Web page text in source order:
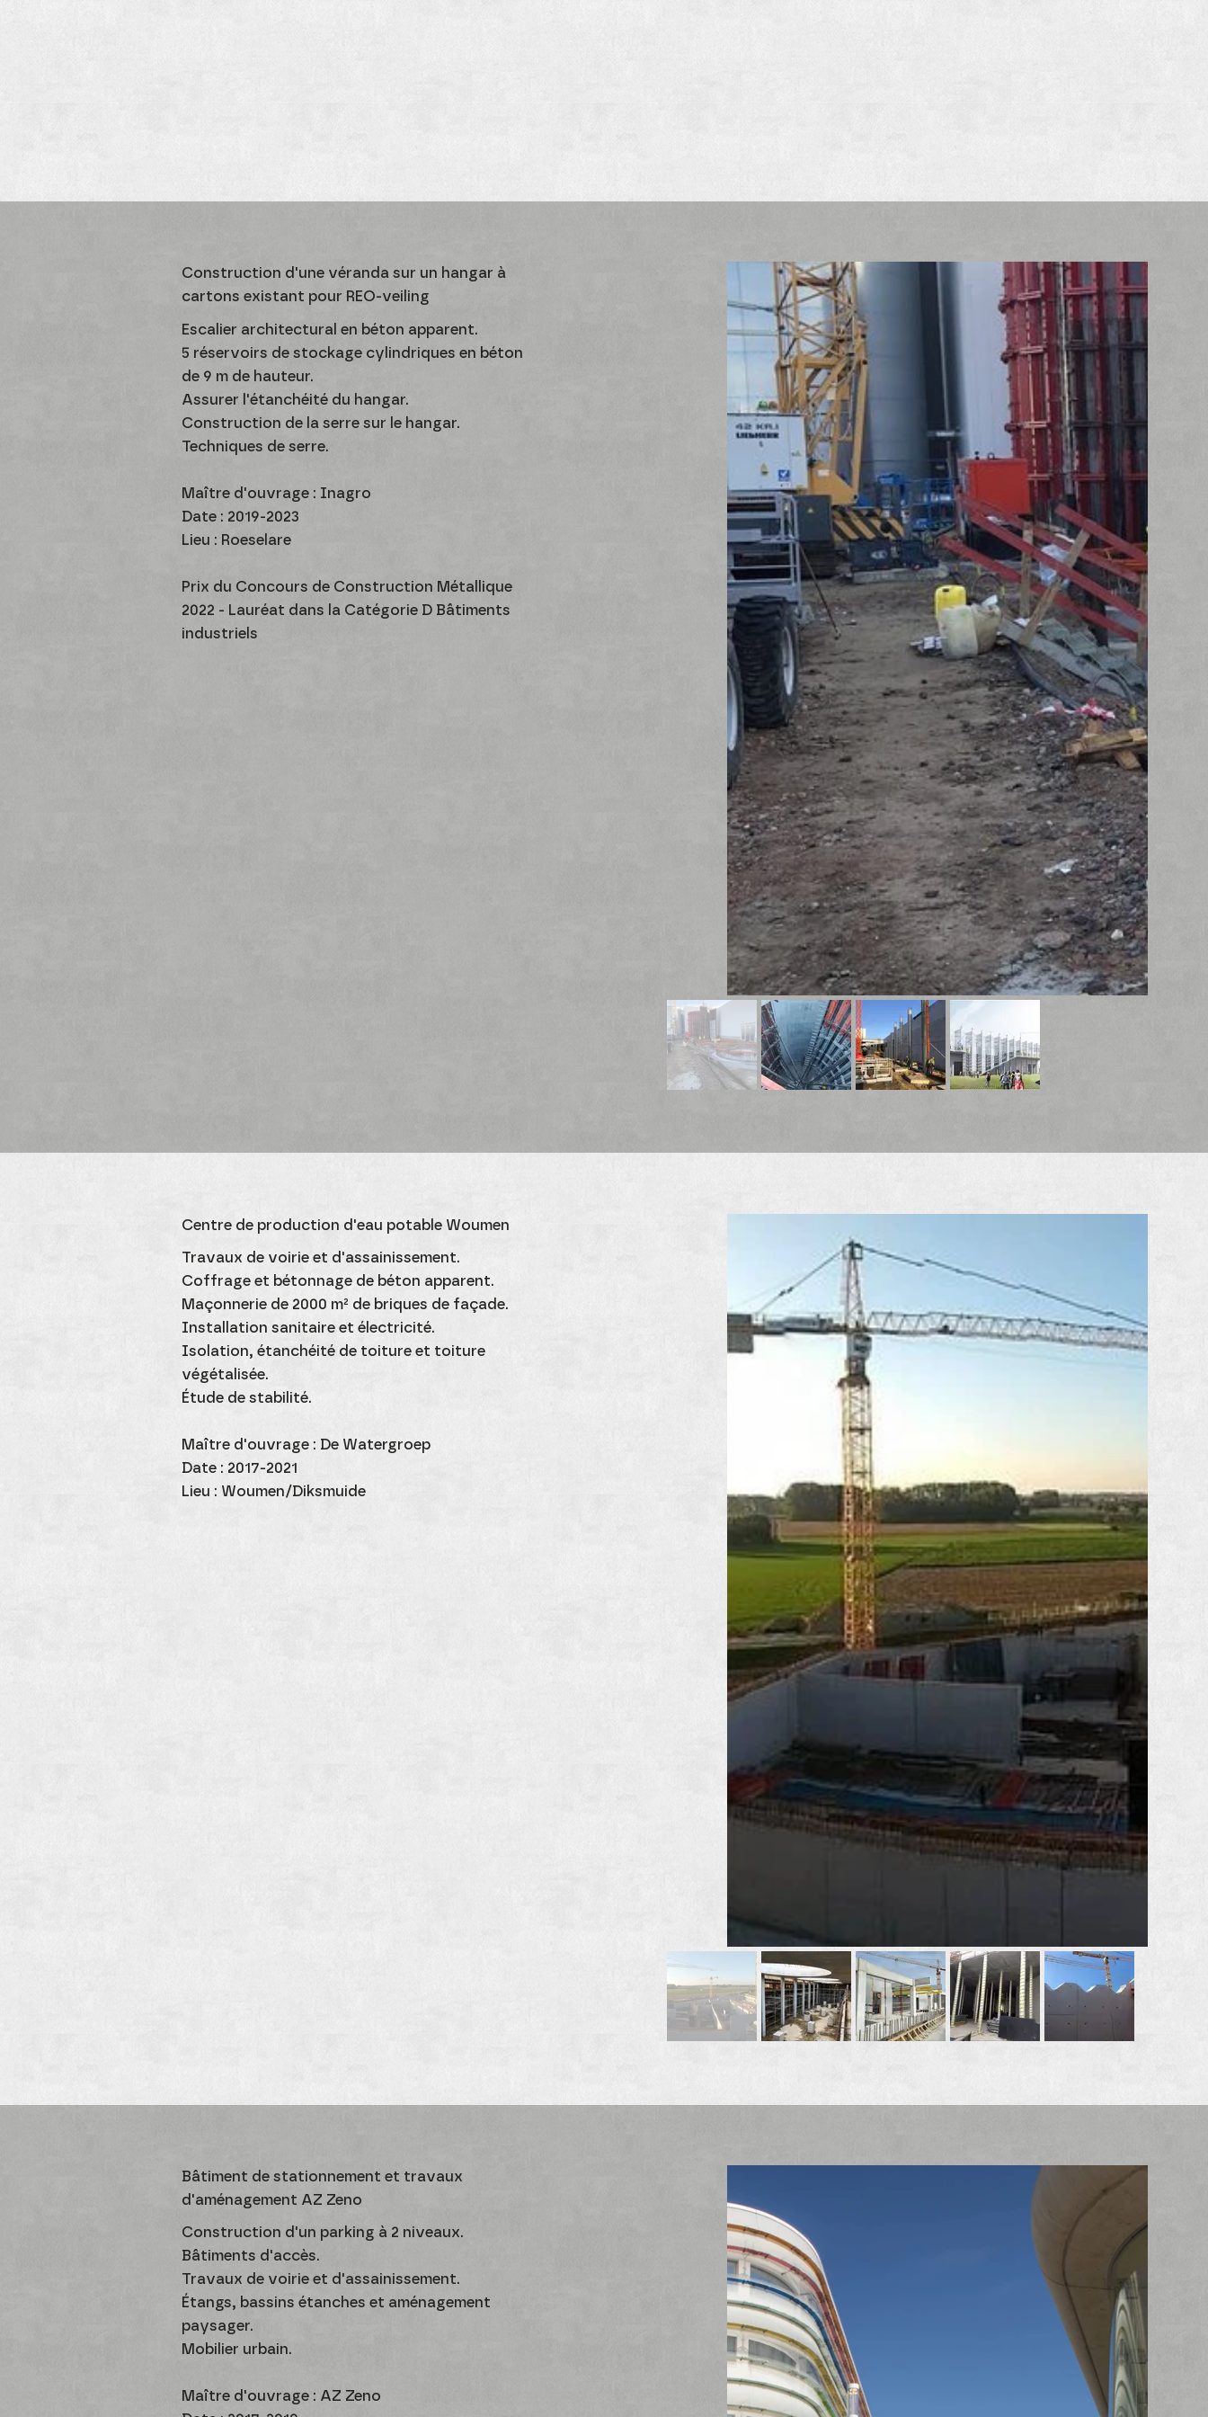
Construction d'une véranda sur un hangar à
cartons existant pour REO-veiling
Escalier architectural en béton apparent.
5 réservoirs de stockage cylindriques en béton
de 9 m de hauteur.
Assurer l'étanchéité du hangar.
Construction de la serre sur le hangar.
Techniques de serre.
Maître d'ouvrage : Inagro
Date : 2019-2023
Lieu : Roeselare
Prix du Concours de Construction Métallique
2022 - Lauréat dans la Catégorie D Bâtiments
industriels
Centre de production d'eau potable Woumen
Travaux de voirie et d'assainissement.
Coffrage et bétonnage de béton apparent.
Maçonnerie de 2000 m² de briques de façade.
Installation sanitaire et électricité.
Isolation, étanchéité de toiture et toiture
végétalisée.
Étude de stabilité.
Maître d'ouvrage : De Watergroep
Date : 2017-2021
Lieu : Woumen/Diksmuide
Bâtiment de stationnement et travaux
d'aménagement AZ Zeno
Construction d'un parking à 2 niveaux.
Bâtiments d'accès.
Travaux de voirie et d'assainissement.
Étangs, bassins étanches et aménagement
paysager.
Mobilier urbain.
Maître d'ouvrage : AZ Zeno